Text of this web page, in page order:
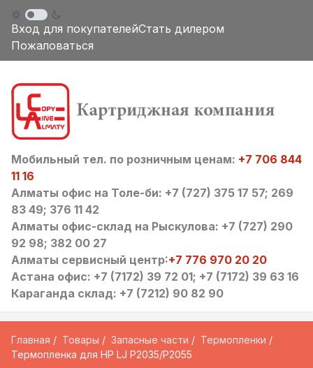
Вход для покупателейСтать дилером
Пожаловаться
Мобильный тел. по розничным ценам: +7 706 844
11 16
Алматы офис на Толе-би: +7 (727) 375 17 57; 269
83 49; 376 11 42
Алматы офис-склад на Рыскулова: +7 (727) 290
92 98; 382 00 27
Алматы сервисный центр:+7 776 970 20 20
Астана офис: +7 (7172) 39 72 01; +7 (7172) 39 63 16
Караганда склад: +7 (7212) 90 82 90
Главная Товары Запасные части
Термопленки
Термопленка для HP LJ P2035/P2055